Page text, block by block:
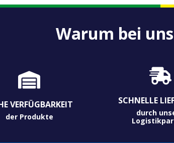
Warum bei
VERFÜGBARKEIT
der Produkte
SCHNELLE
durch